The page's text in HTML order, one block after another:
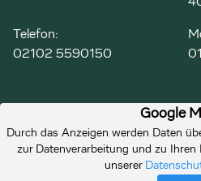
Telefon:
02102 5590150